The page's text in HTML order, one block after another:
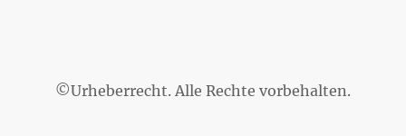
©Urheberrecht. Alle Rechte vorbehalten.